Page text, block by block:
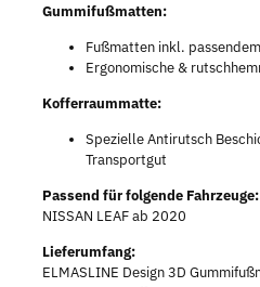
Gummifußmatten:
Fußmatten inkl.
Ergonomische &
Kofferraummatte:
Spezielle Antirutsch
Transportgut
Passend für folgende Fahrzeuge:
NISSAN LEAF ab 2020
Lieferumfang:
ELMASLINE Design 3D